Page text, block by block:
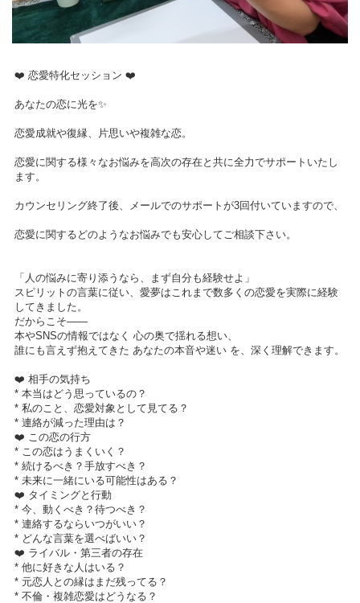
❤️ 恋愛特化セッション ❤️
あなたの恋に光を✨
恋愛成就や復縁、片思いや複雑な恋。
恋愛に関する様々なお悩みを高次の存在と共に全力でサポートいたし
ます。
カウンセリング終了後、メールでのサポートが3回付いていますので、
恋愛に関するどのようなお悩みでも安心してご相談下さい。
「人の悩みに寄り添うなら、まず自分も経験せよ」
スピリットの言葉に従い、愛夢はこれまで数多くの恋愛を実際に経験
してきました。
だからこそ――
本やSNSの情報ではなく 心の奥で揺れる想い、
誰にも言えず抱えてきた あなたの本音や迷い を、深く理解できます。
❤️ 相手の気持ち
* 本当はどう思っているの？
* 私のこと、恋愛対象として見てる？
* 連絡が減った理由は？
❤️ この恋の行方
* この恋はうまくいく？
* 続けるべき？手放すべき？
* 未来に一緒にいる可能性はある？
❤️ タイミングと行動
* 今、動くべき？待つべき？
* 連絡するならいつがいい？
* どんな言葉を選べばいい？
❤️ ライバル・第三者の存在
* 他に好きな人はいる？
* 元恋人との縁はまだ残ってる？
* 不倫・複雑恋愛はどうなる？